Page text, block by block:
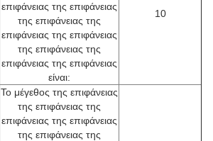
επιφάνειας της επιφάνειας
της επιφάνειας της
επιφάνειας της επιφάνειας
της επιφάνειας της
επιφάνειας της επιφάνειας
είναι:
10
Το μέγεθος της επιφάνειας
της επιφάνειας της
επιφάνειας της επιφάνειας
της επιφάνειας της